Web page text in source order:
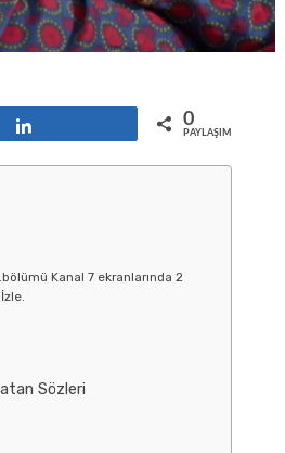
0
PAYLAŞIMLAR
Kanal 7 ekranlarında 2
Sözleri